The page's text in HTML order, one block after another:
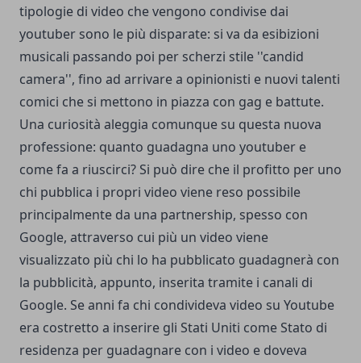
tipologie di video che vengono condivise dai
youtuber sono le più disparate: si va da esibizioni
musicali passando poi per scherzi stile ''candid
camera'', fino ad arrivare a opinionisti e nuovi talenti
comici che si mettono in piazza con gag e battute.
Una curiosità aleggia comunque su questa nuova
professione: quanto guadagna uno youtuber e
come fa a riuscirci? Si può dire che il profitto per uno
chi pubblica i propri video viene reso possibile
principalmente da una partnership, spesso con
Google, attraverso cui più un video viene
visualizzato più chi lo ha pubblicato guadagnerà con
la pubblicità, appunto, inserita tramite i canali di
Google. Se anni fa chi condivideva video su Youtube
era costretto a inserire gli Stati Uniti come Stato di
residenza per guadagnare con i video e doveva